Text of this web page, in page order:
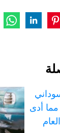
أدى